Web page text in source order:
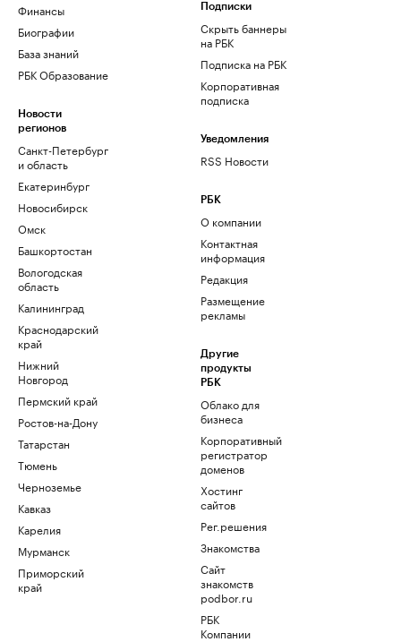
Финансы
Биографии
База знаний
РБК Образование
Новости
регионов
Санкт-Петербург
и область
Екатеринбург
Новосибирск
Омск
Башкортостан
Вологодская
область
Калининград
Краснодарский
край
Нижний
Новгород
Пермский край
Ростов-на-Дону
Татарстан
Тюмень
Черноземье
Кавказ
Карелия
Мурманск
Приморский
край
Подписки
Скрыть баннеры
на РБК
Подписка на РБК
Корпоративная
подписка
Уведомления
RSS Новости
РБК
О компании
Контактная
информация
Редакция
Размещение
рекламы
Другие
продукты
РБК
Облако для
бизнеса
Корпоративный
регистратор
доменов
Хостинг
сайтов
Рег.решения
Знакомства
Сайт
знакомств
podbor.ru
РБК
Компании